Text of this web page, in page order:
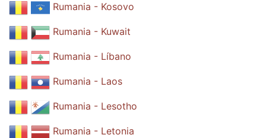
Rumania - Kosovo
Rumania - Kuwait
Rumania - Líbano
Rumania - Laos
Rumania - Lesotho
Rumania - Letonia